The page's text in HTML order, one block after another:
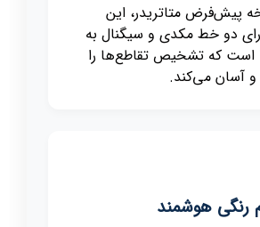
پیش‌فرض متاتریدر، این
دو خط مکدی و سیگنال به
است که تشخیص تقاطع‌ها را
و آسان می‌کند.
رنگی هوشمند